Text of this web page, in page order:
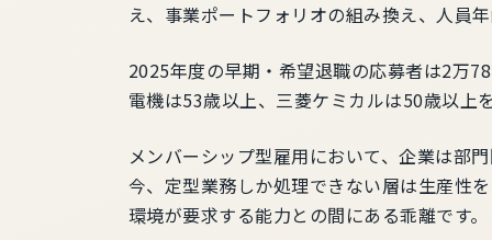
え、事業ポートフォリオの組み換え、人員
2025年度の早期・希望退職の応募者は2万
電機は53歳以上、三菱ケミカルは50歳以上
メンバーシップ型雇用において、企業は部
今、定型業務しか処理できない層は生産性
環境が要求する能力との間にある乖離です。